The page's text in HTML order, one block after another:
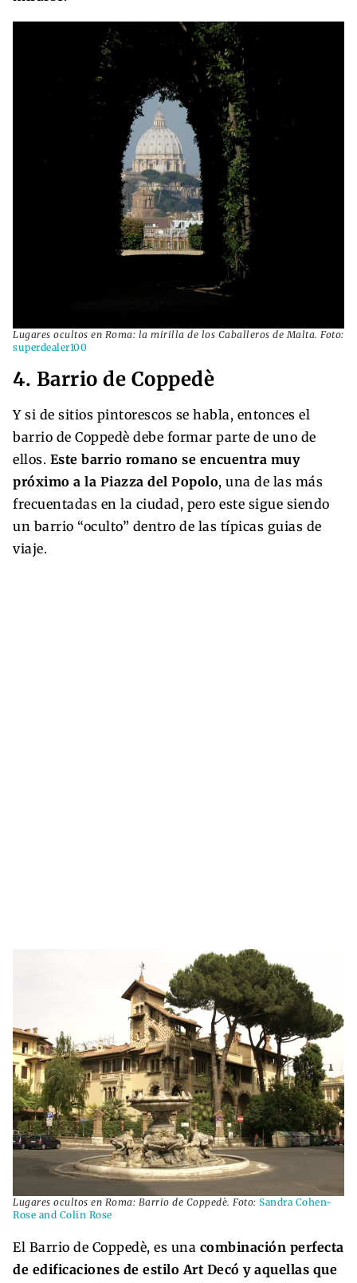
Lugares ocultos en Roma: la mirilla de los Caballeros de Malta. Foto:
superdealer100
4. Barrio de Coppedè
Y si de sitios pintorescos se habla, entonces el
barrio de Coppedè debe formar parte de uno de
ellos. Este barrio romano se encuentra muy
próximo a la Piazza del Popolo, una de las más
frecuentadas en la ciudad, pero este sigue siendo
un barrio “oculto” dentro de las típicas guias de
viaje.
Lugares ocultos en Roma: Barrio de Coppedè. Foto: Sandra Cohen-
Rose and Colin Rose
El Barrio de Coppedè, es una combinación perfecta
de edificaciones de estilo Art Decó y aquellas que